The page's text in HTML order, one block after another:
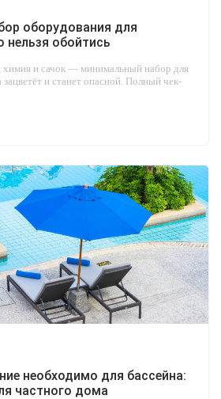
оборудования для
нельзя обойтись
химия и сачок — минимальный набор для
зацветёт и станет опасной. Полный чек-
необходимо для бассейна:
частного дома